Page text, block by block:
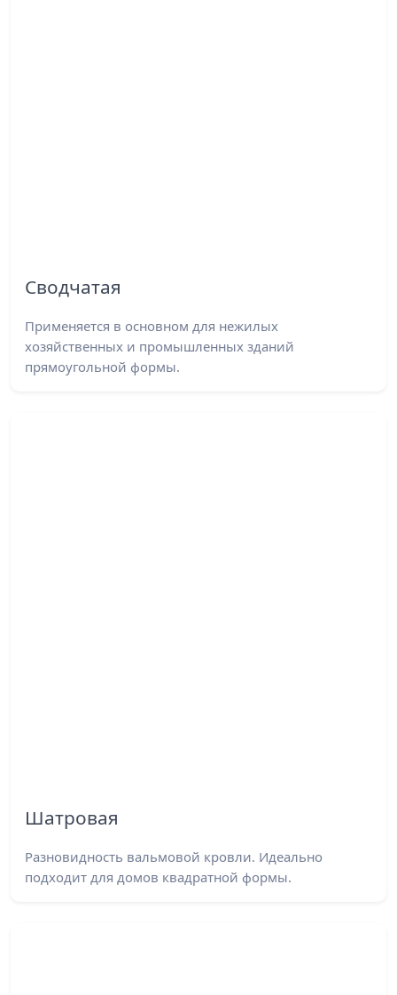
Сводчатая
Применяется в основном для нежилых
хозяйственных и промышленных зданий
прямоугольной формы.
Шатровая
Разновидность вальмовой кровли. Идеально
подходит для домов квадратной формы.